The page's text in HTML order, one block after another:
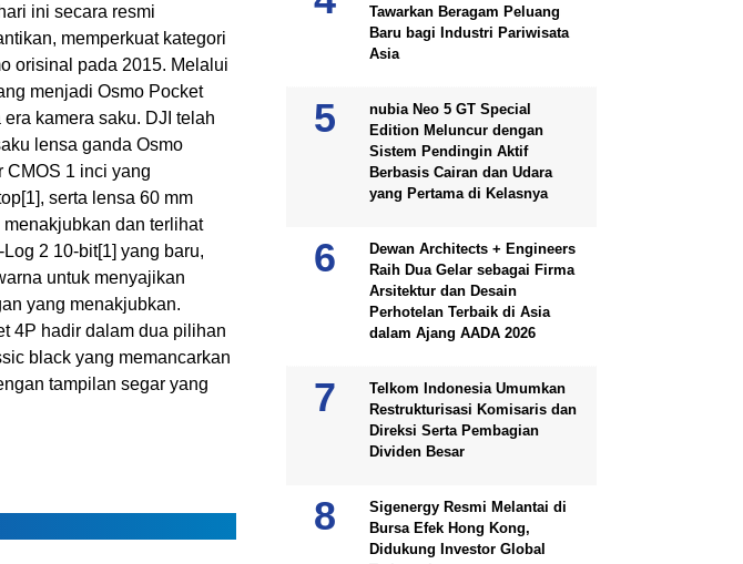
ini secara resmi
memperkuat kategori
orisinal pada 2015. Melalui
menjadi Osmo Pocket
kamera saku. DJI telah
lensa ganda Osmo
CMOS 1 inci yang
[1], serta lensa 60 mm
dan terlihat
2 10-bit[1] yang baru,
untuk menyajikan
yang menakjubkan.
4P hadir dalam dua pilihan
black yang memancarkan
tampilan segar yang
Tawarkan Beragam Peluang
Baru bagi Industri Pariwisata
Asia
nubia Neo 5 GT Special
Edition Meluncur dengan
Sistem Pendingin Aktif
Berbasis Cairan dan Udara
yang Pertama di Kelasnya
Dewan Architects + Engineers
Raih Dua Gelar sebagai Firma
Arsitektur dan Desain
Perhotelan Terbaik di Asia
dalam Ajang AADA 2026
Telkom Indonesia Umumkan
Restrukturisasi Komisaris dan
Direksi Serta Pembagian
Dividen Besar
Sigenergy Resmi Melantai di
Bursa Efek Hong Kong,
Didukung Investor Global